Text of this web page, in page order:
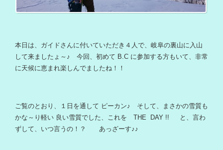
本日は、ガイドさんに付いていただき４人で、岐阜の裏山に入山
して来ましたょ～♪ 今回、初めて B.C に参加する方もいて、非常
に天候に恵まれ楽しんでましたね！！
ご覧のとおり、１日を通して ピーカン♪ そして、まさかの雪質も
かな～り軽い 良い雪質でした、これを THE DAY !! と、言わ
ずして、いつ言うの！？ あっざーす♪♪